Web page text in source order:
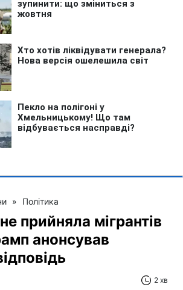
» Політика
прийняла мігрантів
анонсував
2 хв